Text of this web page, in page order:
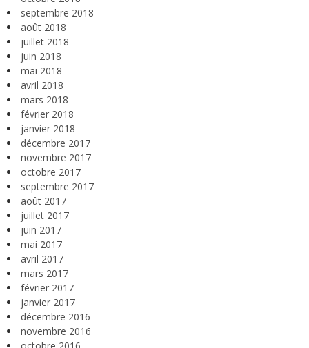
septembre 2018
août 2018
juillet 2018
juin 2018
mai 2018
avril 2018
mars 2018
février 2018
janvier 2018
décembre 2017
novembre 2017
octobre 2017
septembre 2017
août 2017
juillet 2017
juin 2017
mai 2017
avril 2017
mars 2017
février 2017
janvier 2017
décembre 2016
novembre 2016